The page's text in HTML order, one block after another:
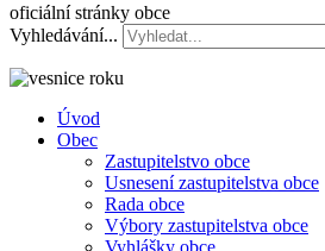
oficiální stránky obce
Vyhledávání...
Úvod
Obec
Zastupitelstvo obce
Usnesení zastupitelstva obce
Rada obce
Výbory zastupitelstva obce
Vyhlášky obce